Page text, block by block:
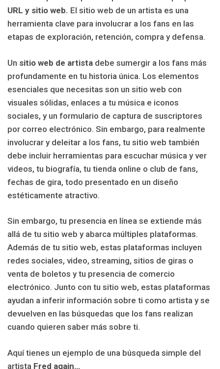
URL y sitio web. El sitio web de un artista es una
herramienta clave para involucrar a los fans en las
etapas de exploración, retención, compra y defensa.
Un sitio web de artista debe sumergir a los fans más
profundamente en tu historia única. Los elementos
esenciales que necesitas son un sitio web con
visuales sólidas, enlaces a tu música e iconos
sociales, y un formulario de captura de suscriptores
por correo electrónico. Sin embargo, para realmente
involucrar y deleitar a los fans, tu sitio web también
debe incluir herramientas para escuchar música y ver
videos, tu biografía, tu tienda online o club de fans,
fechas de gira, todo presentado en un diseño
estéticamente atractivo.
Sin embargo, tu presencia en línea se extiende más
allá de tu sitio web y abarca múltiples plataformas.
Además de tu sitio web, estas plataformas incluyen
redes sociales, video, streaming, sitios de giras o
venta de boletos y tu presencia de comercio
electrónico. Junto con tu sitio web, estas plataformas
ayudan a inferir información sobre ti como artista y se
devuelven en las búsquedas que los fans realizan
cuando quieren saber más sobre ti.
Aquí tienes un ejemplo de una búsqueda simple del
artista Fred again…